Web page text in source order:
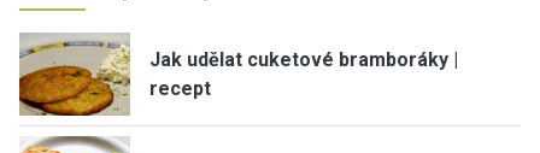
Jak udělat cuketové bramboráky |
recept